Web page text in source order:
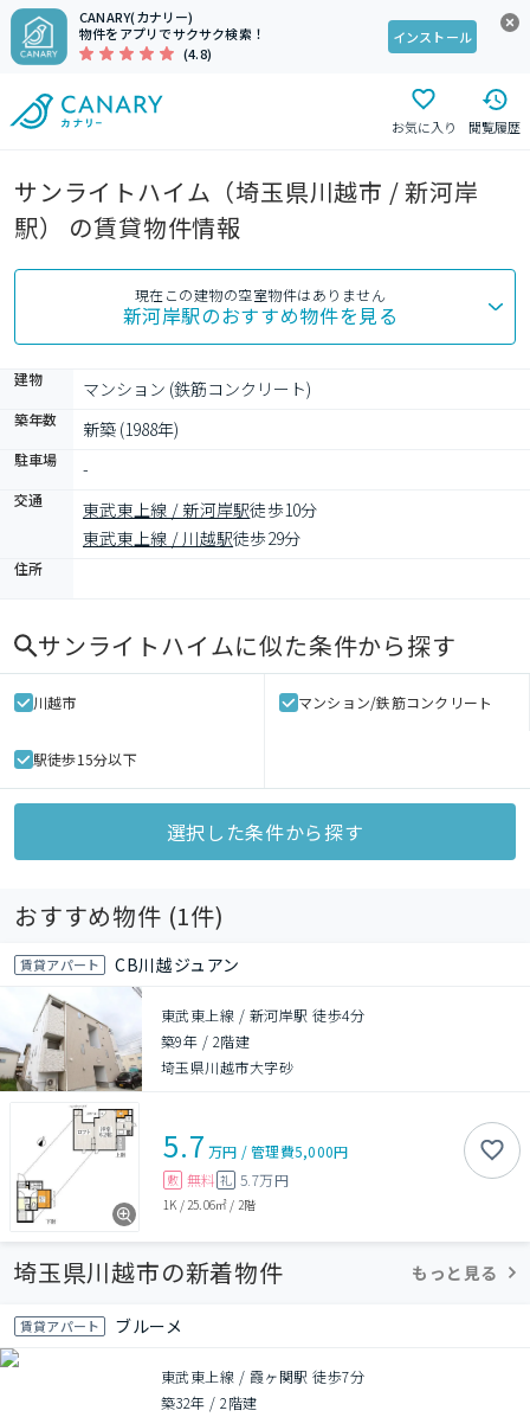
CANARY(カナリー)
物件をアプリでサクサク検索！
(4.8)
インストール
お気に入り 閲覧履歴
サンライトハイム（埼玉県川越市 / 新河岸
駅） の賃貸物件情報
現在この建物の空室物件はありません
新河岸駅のおすすめ物件を見る
建物 マンション (鉄筋コンクリート)
築年数 新築 (1988年)
駐車場 -
交通 東武東上線 / 新河岸駅徒歩10分
東武東上線 / 川越駅徒歩29分
住所
サンライトハイムに似た条件から探す
川越市 マンション/鉄筋コンクリート
駅徒歩15分以下
選択した条件から探す
おすすめ物件 (1件)
賃貸アパート CB川越ジュアン
東武東上線 / 新河岸駅 徒歩4分
築9年 / 2階建
埼玉県川越市大字砂
5.7 万円 /管理費5,000円
敷 無料 礼 5.7万円
1K / 25.06㎡ / 2階
埼玉県川越市の新着物件 もっと見る
賃貸アパート ブルーメ
東武東上線 / 霞ヶ関駅 徒歩7分
築32年 /2階建